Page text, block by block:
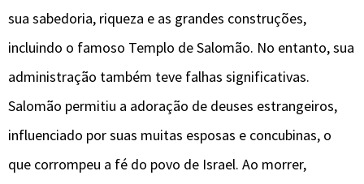
sua sabedoria, riqueza e as grandes construções,
incluindo o famoso Templo de Salomão. No entanto, sua
administração também teve falhas significativas.
Salomão permitiu a adoração de deuses estrangeiros,
influenciado por suas muitas esposas e concubinas, o
que corrompeu a fé do povo de Israel. Ao morrer,